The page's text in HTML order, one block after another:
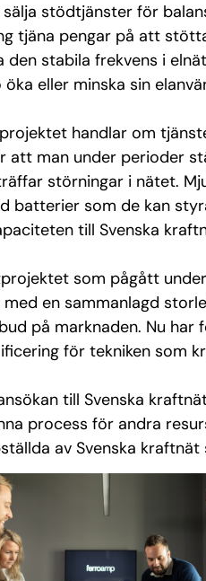
stödtjänster för
tjäna pengar på att
den stabila frekvens i
öka eller minska sin
handlar om
att man under perioder
störningar i nätet.
batterier som de kan
till Svenska
som pågått
en sammanlagd
på marknaden. Nu har
för tekniken som
till Svenska
process för andra
av Svenska kraftnät